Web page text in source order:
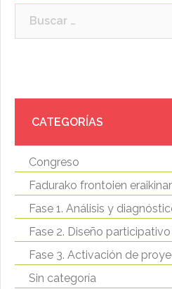
CATEGORÍAS
Congreso
Fadurako frontoien
Fase 1. Análisis y
Fase 2. Diseño
Fase 3. Activación de
Sin categoría